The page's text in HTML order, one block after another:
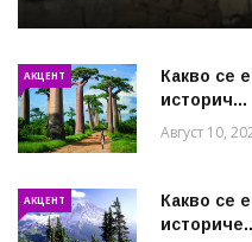
АКЦЕНТ
Какво се
историч...
Август 10,
АКЦЕНТ
Какво се